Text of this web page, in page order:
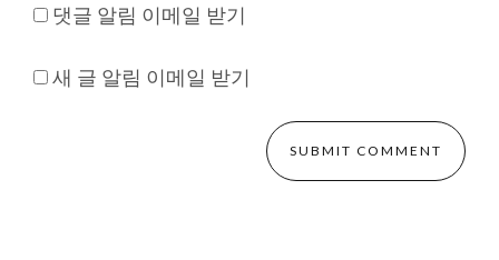
댓글 알림 이메일 받기
새 글 알림 이메일 받기